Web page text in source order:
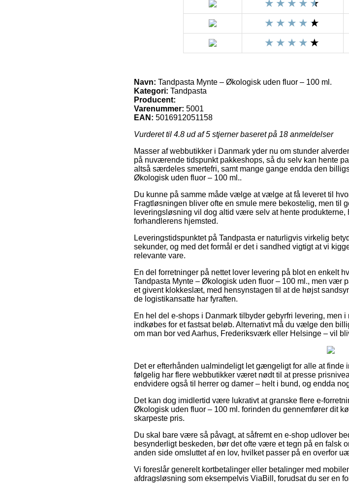
Navn: Tandpasta Mynte – Økologisk uden fluor – 100 ml.
Kategori: Tandpasta
Producent:
Varenummer: 5001
EAN: 5016912051158
Vurderet til 4.8 ud af 5 stjerner baseret på 18 anmeldelser
Masser af webbutikker i Danmark yder nu om stunder
på nuværende tidspunkt pakkeshops, så du selv kan hente
altså særdeles smertefri, samt mange gange endda den
Økologisk uden fluor – 100 ml..
Du kunne på samme måde vælge at vælge at få leveret til
Fragtløsningen bliver ofte en smule mere bekostelig, men
leveringsløsning vil dog altid være selv at hente
forhandlerens hjemsted.
Leveringstidspunktet på Tandpasta er naturligvis virkelig
sekunder, og med det formål er det i sandhed vigtigt at vi
relevante vare.
En del forretninger på nettet lover levering på blot en enkelt
Tandpasta Mynte – Økologisk uden fluor – 100 ml., men vær
et givent klokkeslæt, med hensynstagen til at de højst
de logistikansatte har fyraften.
En hel del e-shops i Danmark tilbyder gebyrfri levering,
indkøbes for et fastsat beløb. Alternativt må du vælge den
om man bor ved Aarhus, Frederiksværk eller Helsinge – vil
Det er efterhånden ualmindeligt let gængeligt for alle at finde
følgelig har flere webbutikker været nødt til at presse
endvidere også til herrer og damer – helt i bund, og endda
Det kan dog imidlertid være lukrativt at granske flere e-
Økologisk uden fluor – 100 ml. forinden du gennemfører dit
skarpeste pris.
Du skal bare være så påvagt, at såfremt en e-shop udlover
besynderligt beskeden, bør det ofte være et tegn på en falsk
anden side omsluttet af en lov, hvilket passer på en overfor
Vi foreslår generelt kortbetalinger eller betalinger med
afdragsløsning som eksempelvis ViaBill, forudsat du ser en